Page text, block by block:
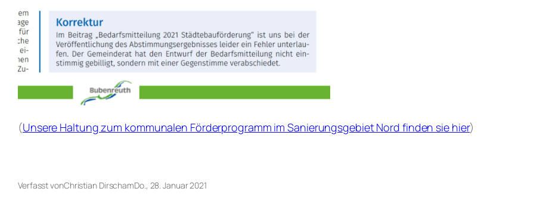
(Unsere Haltung zum kommunalen Förderprogramm im Sanierungsgebiet Nord finden sie hier)
Verfasst vonChristian DirschamDo., 28. Januar 2021